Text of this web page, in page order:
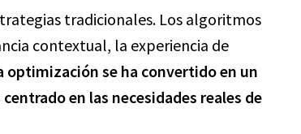
tradicionales. Los algoritmos
contextual, la experiencia de
optimización se ha convertido en un
en las necesidades reales de